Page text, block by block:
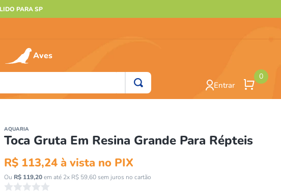
PARA SP
Aves
Entrar
0
AQUARIA
Toca Gruta Em Resina Grande Para Répteis
R$ 113,24 à vista no PIX
Ou R$ 119,20em até 2x R$ 59,60sem juros no cartão
☆☆☆☆☆